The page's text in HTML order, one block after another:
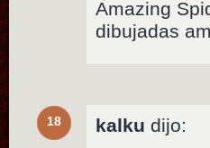
Amazing
dibujadas
18 kalku dijo: